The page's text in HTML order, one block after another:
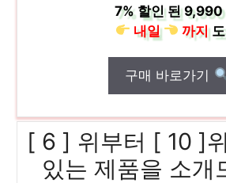
7% 할인 된9,990
내일
까지
구매 바로가기
[ 6 ] 위부터 [ 10 ]
있는 제품을 소개